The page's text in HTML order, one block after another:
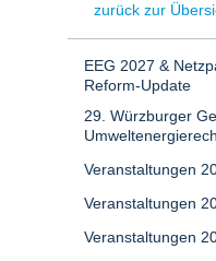
zurück zur
EEG 2027 &
Reform-Update
29. Würzburger
Veranstaltungen
Veranstaltungen
Veranstaltungen